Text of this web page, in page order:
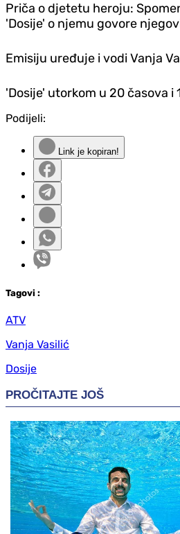
Priča o djetetu heroju:
'Dosije' o njemu govore
Emisiju uređuje i vodi Vanja
'Dosije' utorkom u 20 časova i
Podijeli:
Link je kopiran!
Tagovi :
ATV
Vanja Vasilić
Dosije